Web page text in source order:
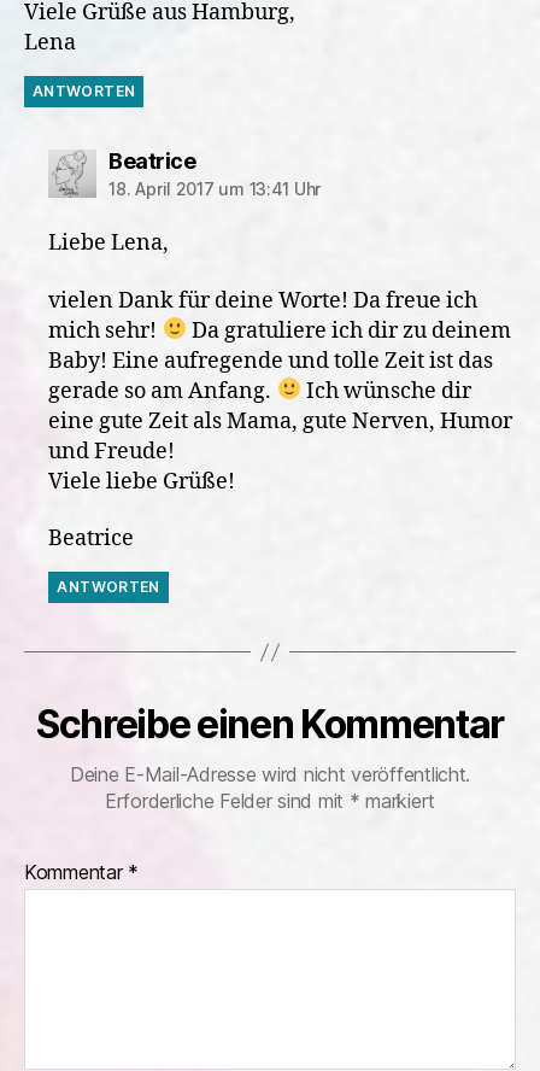
Viele Grüße aus Hamburg,
Lena
ANTWORTEN
Beatricesagt:
18. April 2017 um 13:41 Uhr
Liebe Lena,
vielen Dank für deine Worte! Da freue ich
mich sehr!
Da gratuliere ich dir zu deinem
Baby! Eine aufregende und tolle Zeit ist das
gerade so am Anfang.
Ich wünsche dir
eine gute Zeit als Mama, gute Nerven, Humor
und Freude!
Viele liebe Grüße!
Beatrice
ANTWORTEN
Schreibe einen Kommentar
Deine E-Mail-Adresse wird nicht veröffentlicht.
Erforderliche Felder sind mit * markiert
Kommentar *